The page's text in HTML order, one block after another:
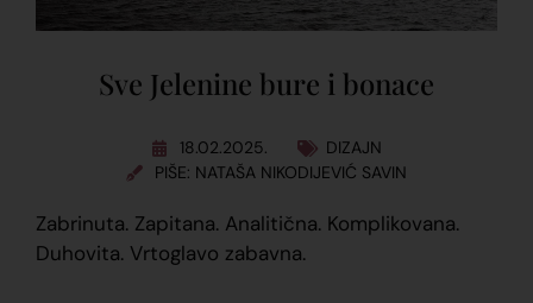
Sve Jelenine bure i bonace
18.02.2025.
DIZAJN
PIŠE: NATAŠA NIKODIJEVIĆ SAVIN
Zabrinuta. Zapitana. Analitična. Komplikovana.
Duhovita. Vrtoglavo zabavna.